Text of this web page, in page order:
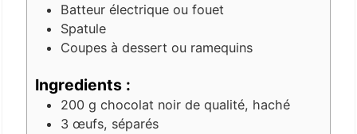
Batteur électrique ou fouet
Spatule
Coupes à dessert ou ramequins
Ingredients :
200 g chocolat noir de qualité, haché
3 œufs, séparés